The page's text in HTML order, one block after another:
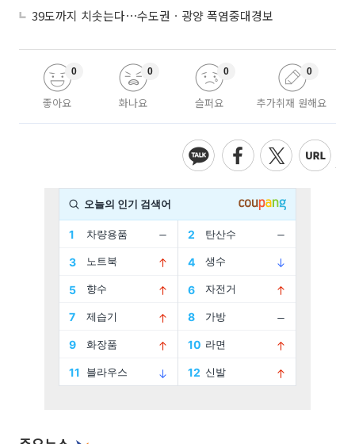
39도까지 치솟는다⋯수도권ㆍ광양 폭염중대경보
좋아요
0
화나요
0
슬퍼요
0
추가취재 원해요
0